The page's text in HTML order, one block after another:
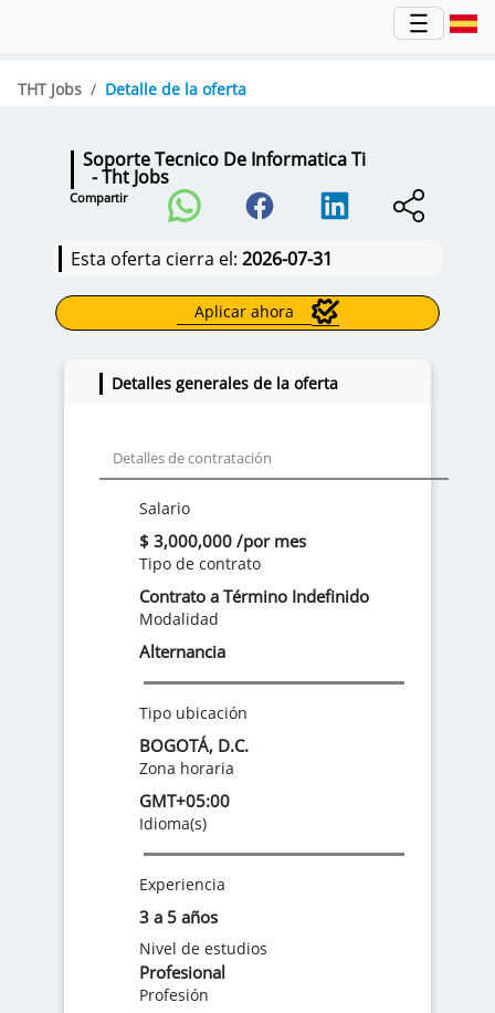
THT Jobs Detalle de la oferta
Soporte Tecnico De Informatica Ti
- Tht Jobs
Compartir
Esta oferta cierra el: 2026-07-31
Aplicar ahora
Detalles generales de la oferta
Detalles de contratación
Salario
$ 3,000,000 /por mes
Tipo de contrato
Contrato a Término Indefinido
Modalidad
Alternancia
Tipo ubicación
BOGOTÁ, D.C.
Zona horaria
GMT+05:00
Idioma(s)
Experiencia
3 a 5 años
Nivel de estudios
Profesional
Profesión